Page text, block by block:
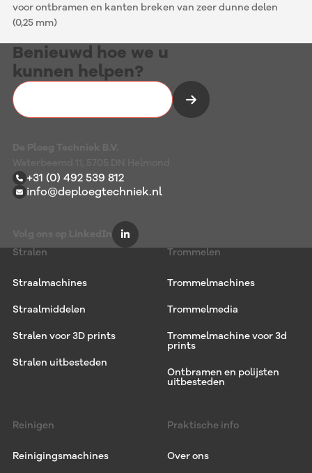
voor ontbramen en kanten breken van zeer dunne delen
(0,25 mm)
Benieuwd hoe we u
kunnen helpen?
+31 (0) 492 539 812
info@deploegtechniek.nl
Stralen
Straalmachines
Straalmiddelen
Stralen voor 3D prints
Stralen uitbesteden
Trommelen
Trommelmachines
Trommelmedia
Trommelmachine voor 3d
prints
Ontbramen en polijsten
uitbesteden
Reinigen
Reinigingsmachines
Praktische info
Over ons